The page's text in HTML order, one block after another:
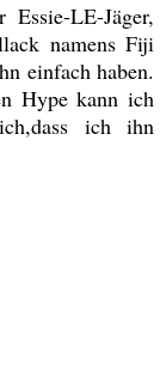
LE-Jäger,
namens Fiji
einfach haben.
Hype kann ich
ich ihn